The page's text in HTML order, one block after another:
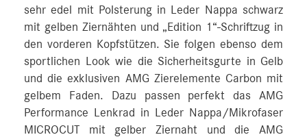
sehr edel mit Polsterung in Leder Nappa schwarz
mit gelben Ziernähten und „Edition 1“-Schriftzug in
den vorderen Kopfstützen. Sie folgen ebenso dem
sportlichen Look wie die Sicherheitsgurte in Gelb
und die exklusiven AMG Zierelemente Carbon mit
gelbem Faden. Dazu passen perfekt das AMG
Performance Lenkrad in Leder Nappa/Mikrofaser
MICROCUT mit gelber Ziernaht und die AMG